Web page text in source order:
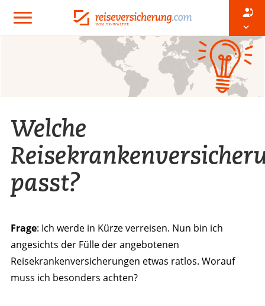
Welche
passt?
Frage: Ich werde in Kürze verreisen. Nun bin ich
angesichts der Fülle der angebotenen
Reisekrankenversicherungen etwas ratlos. Worauf
muss ich besonders achten?